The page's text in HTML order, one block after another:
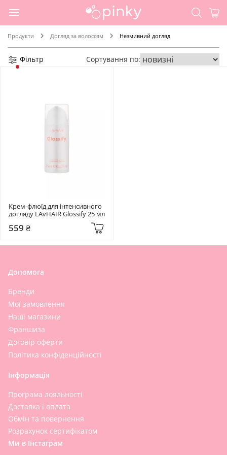
Продукти Догляд за волоссям Незмивний догляд
Фільтр Сортування по:
Крем-флюїд для інтенсивного
догляду LAvHAIR Glossify 25 мл
559 ₴
Допомога
Бренди
Мої замовлення
Наші магазини
Франшиза
Договір оферти
Політика конфіденційності
Інформація
Програма лояльності
Доставка і оплата
Обмін та повернення
Розрахунок сертифікатом
Ми в Інстаграм